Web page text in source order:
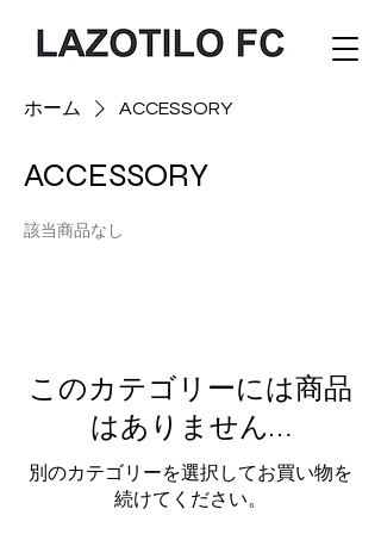
ホーム ACCESSORY
ACCESSORY
該当商品なし
このカテゴリーには商品
はありません…
別のカテゴリーを選択してお買い物を
続けてください。